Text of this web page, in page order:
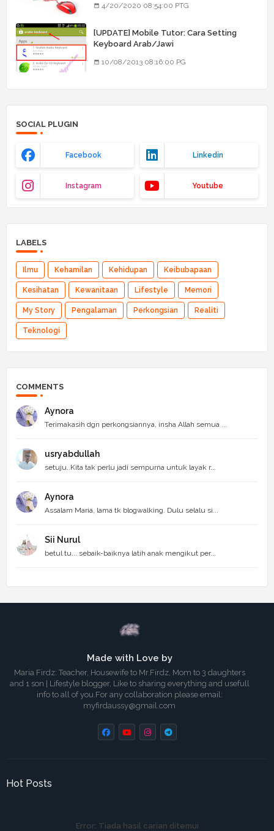
4/20/2020 08:54:00 PTG
[UPDATE] Mobile Tutor: Cara Setting
Keyboard Arab/Jawi
10/08/2013 08:16:00 PG
SOCIAL PLUGIN
Facebook Linkedin
Instagram Youtube
LABELS
Ilmu Kehamilan Kehidupan Keibubapaan
Kesihatan Kewanitaan Lifestyle Memori
My Story Pengalaman Perkongsian Realiti
Teknologi
COMMENTS
Aynora
Terimakasih dgn perkongsiannya, insha Allah semua ...
usryabdullah
setuju..Kita tak perlu jadi sempurna untuk layak r...
Aynora
Assalam Maria, lama tk blogwalking. Dulu selalu si...
Sii Nurul
betul tu... sebaik-baiknya latih anak mengikut per...
Made with Love by
Maria Firdz: Teacher, Housewife to Mr.Firdz, Mom to 3 daughters
and 1 son | Lifestyle blogger, Like to sharing everything and usefull
info to all of you.For any collaboration please email:
myfirdaussy@gmail.com
Hot Posts
Error: Tiada hasil carian ditemui